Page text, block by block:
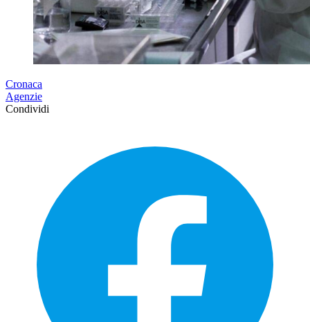
Cronaca
Agenzie
Condividi